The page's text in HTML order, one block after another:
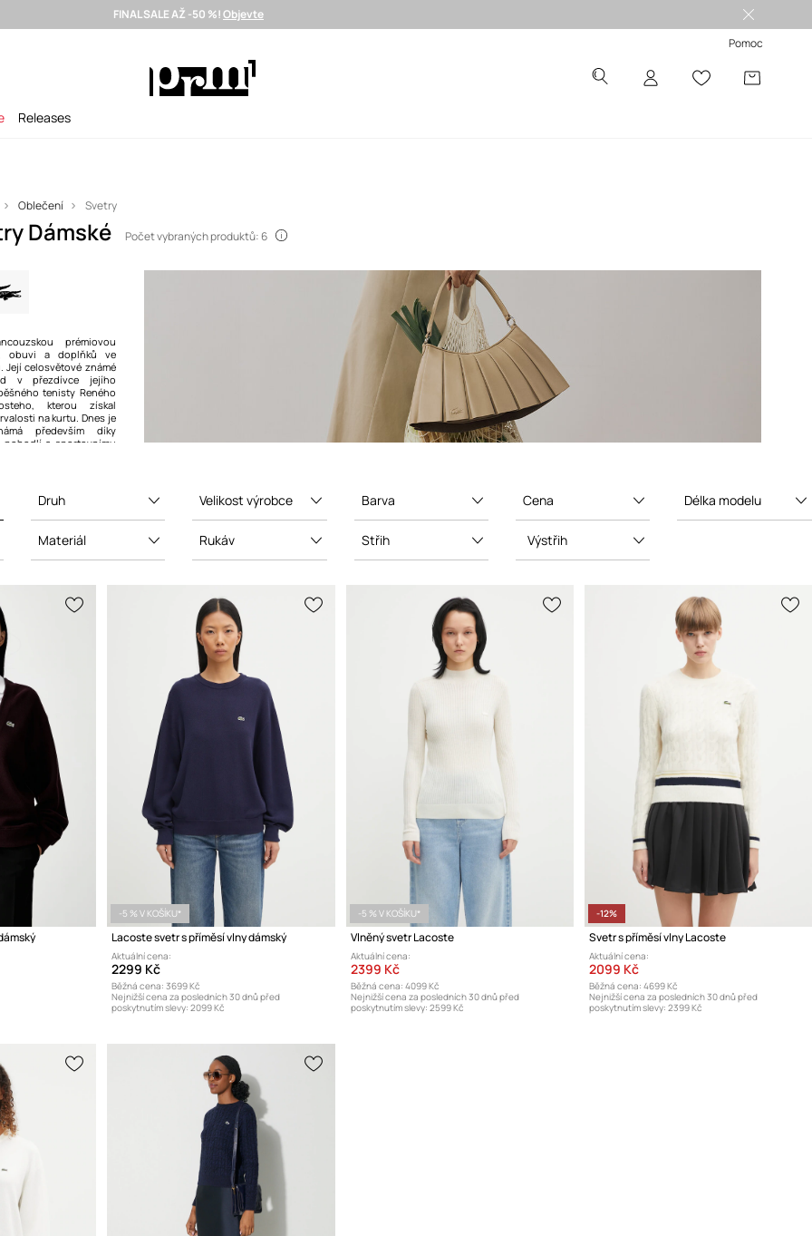
Vybrané prémiové značky >
FINAL SALE AŽ -50 %!Objevte
Pomoc
Releases
Oblečení Svetry
Dámské Počet vybraných produktů: 6
prémiovou
obuvi a doplňků ve
Její celosvětové známé
v přezdívce jejího
tenisty Reného
kterou získal
na kurtu. Dnes je
především díky
pohodlí a sportovnímu
Druh Velikost výrobce Barva Cena Délka modelu
Materiál Rukáv Střih Výstřih
-5 % V KOŠÍKU*
Lacoste svetr s příměsí vlny dámský
Aktuální cena:
2299 Kč
Běžná cena: 3699 Kč
Nejnižší cena za posledních 30 dnů před
poskytnutím slevy: 2099 Kč
-5 % V KOŠÍKU*
Vlněný svetr Lacoste
Aktuální cena:
2399 Kč
Běžná cena: 4099 Kč
Nejnižší cena za posledních 30 dnů před
poskytnutím slevy: 2599 Kč
-12%
Svetr s příměsí vlny Lacoste
Aktuální cena:
2099 Kč
Běžná cena: 4699 Kč
Nejnižší cena za posledních 30 dnů před
poskytnutím slevy: 2399 Kč